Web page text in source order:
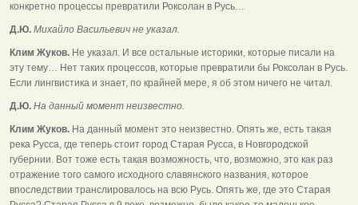
конкретно процессы превратили Роксолан в Русь…
Д.Ю. Михайло Васильевич не указал.
Клим Жуков. Не указал. И все остальные историки, которые писали на
эту тему… Нет таких процессов, которые превратили бы Роксолан в Русь.
Если лингвистика и знает, по крайней мере, я об этом ничего не читал.
Д.Ю. На данный момент неизвестно.
Клим Жуков. На данный момент это неизвестно. Опять же, есть такая
река Русса, где теперь стоит город Старая Русса, в Новгородской
губернии. Вот тоже есть такая возможность, что, возможно, это как раз
отражение того самого исходного славянского названия, которое
впоследствии транслировалось на всю Русь. Опять же, где это Старая